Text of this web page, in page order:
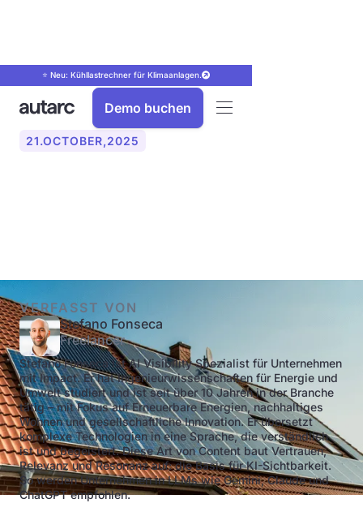
⭐ Neu: Kühllastrechner für Klimaanlagen.
Demo buchen
21.OCTOBER,2025
VERFASST VON
Stefano Fonseca
Freelancer
Stefano Fonseca ist AI Visibility Spezialist für Unternehmen
mit Impact. Er hat Ingenieurwissenschaften für Energie und
Umwelt studiert und ist seit über 10 Jahren in der Branche
tätig – mit Fokus auf Erneuerbare Energien, nachhaltiges
Wohnen und gesellschaftliche Innovation. Er übersetzt
komplexe Technologien in eine Sprache, die verständlich
ist und begeistert. Diese Art von Content baut Vertrauen,
Relevanz und Resonanz auf: die Basis für KI-Sichtbarkeit.
So werden Unternehmen in LLMs wie Gemini, Claude und
ChatGPT empfohlen.